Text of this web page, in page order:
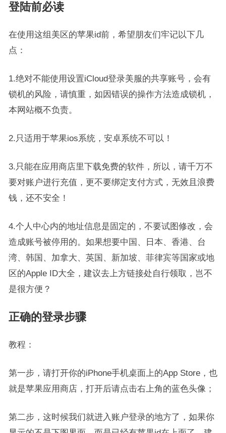
登陆前必读
在使用这组美区的苹果id前，希望朋友们牢记以下几
点：
1.绝对不能使用设置iCloud登录美服的共享账号，会有
锁机的风险，请慎重，如因错误的操作方法造成锁机，
本网站概不负责。
2.只适用于苹果ios系统，安卓系统不可以！
3.只能在应用商店里下载免费的软件，所以，请千万不
要对账户进行充值，更不要绑定支付方式，无效且浪费
钱，还不安全！
4.个人中心内的地址信息是固定的，不要试图修改，会
造成账号被停用的。如果想要中国、日本、香港、台
湾、韩国、加拿大、英国、新加坡、菲律宾等国家或地
区的Apple ID大全，建议去上方链接处自行领取，岂不
是很方便？
正确的登录步骤
教程：
第一步，请打开你的iPhone手机桌面上的App Store，也
就是苹果应用商店，打开后请点击右上角的蓝色头像；
第二步，这时候我们就进入账户登录的地方了，如果你